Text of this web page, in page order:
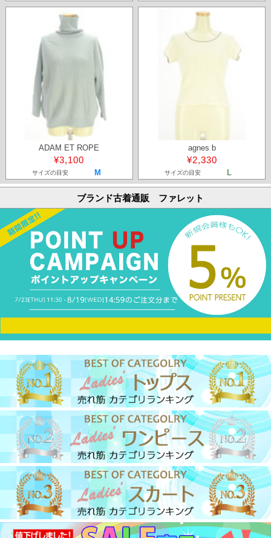
ADAM ET ROPE
¥3,100
サイズの目安 M
agnes b
¥2,330
サイズの目安 L
ブランド古着通販 ファレット